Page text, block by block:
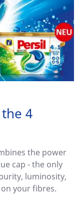
4
the power
cap - the only
luminosity,
your fibres.